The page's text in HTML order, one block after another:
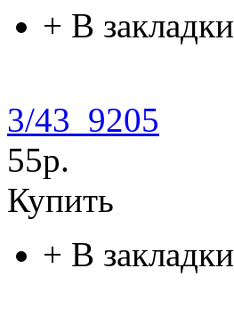
+ В закладки
3/43_9205
55р.
Купить
+ В закладки